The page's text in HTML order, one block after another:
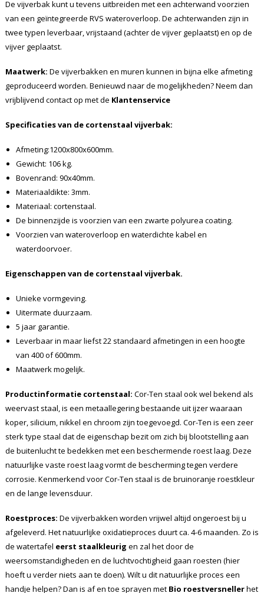
De vijverbak kunt u tevens uitbreiden met een achterwand voorzien
van een geïntegreerde RVS wateroverloop. De achterwanden zijn in
twee typen leverbaar, vrijstaand (achter de vijver geplaatst) en op de
vijver geplaatst.
Maatwerk: De vijverbakken en muren kunnen in bijna elke afmeting
geproduceerd worden. Benieuwd naar de mogelijkheden? Neem dan
vrijblijvend contact op met de Klantenservice
Specificaties van de cortenstaal vijverbak:
Afmeting:1200x800x600mm.
Gewicht: 106 kg.
Bovenrand: 90x40mm.
Materiaaldikte: 3mm.
Materiaal: cortenstaal.
De binnenzijde is voorzien van een zwarte polyurea coating.
Voorzien van wateroverloop en waterdichte kabel en
waterdoorvoer.
Eigenschappen van de cortenstaal vijverbak.
Unieke vormgeving.
Uitermate duurzaam.
5 jaar garantie.
Leverbaar in maar liefst 22 standaard afmetingen in een hoogte
van 400 of 600mm.
Maatwerk mogelijk.
Productinformatie cortenstaal: Cor-Ten staal ook wel bekend als
weervast staal, is een metaallegering bestaande uit ijzer waaraan
koper, silicium, nikkel en chroom zijn toegevoegd. Cor-Ten is een zeer
sterk type staal dat de eigenschap bezit om zich bij blootstelling aan
de buitenlucht te bedekken met een beschermende roest laag. Deze
natuurlijke vaste roest laag vormt de bescherming tegen verdere
corrosie. Kenmerkend voor Cor-Ten staal is de bruinoranje roestkleur
en de lange levensduur.
Roestproces: De vijverbakken worden vrijwel altijd ongeroest bij u
afgeleverd. Het natuurlijke oxidatieproces duurt ca. 4-6 maanden. Zo is
de watertafel eerst staalkleurig en zal het door de
weersomstandigheden en de luchtvochtigheid gaan roesten (hier
hoeft u verder niets aan te doen). Wilt u dit natuurlijke proces een
handje helpen? Dan is af en toe sprayen met Bio roestversnellerhet